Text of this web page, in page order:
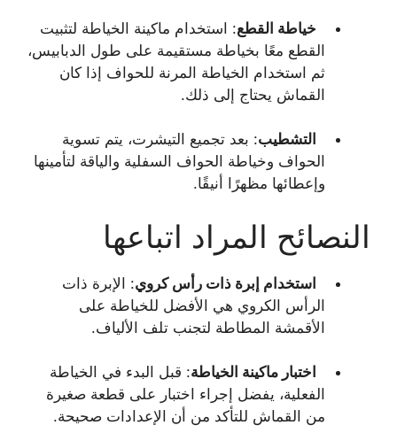
خياطة القطع: استخدام ماكينة الخياطة لتثبيت
القطع معًا بخياطة مستقيمة على طول الدبابيس،
ثم استخدام الخياطة المرنة للحواف إذا كان
القماش يحتاج إلى ذلك.
التشطيب: بعد تجميع التيشرت، يتم تسوية
الحواف وخياطة الحواف السفلية والياقة لتأمينها
وإعطائها مظهرًا أنيقًا.
النصائح المراد اتباعها
استخدام إبرة ذات رأس كروي: الإبرة ذات
الرأس الكروي هي الأفضل للخياطة على
الأقمشة المطاطة لتجنب تلف الألياف.
اختبار ماكينة الخياطة: قبل البدء في الخياطة
الفعلية، يفضل إجراء اختبار على قطعة صغيرة
من القماش للتأكد من أن الإعدادات صحيحة.